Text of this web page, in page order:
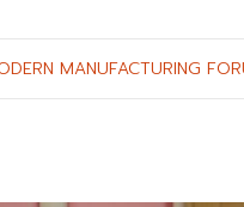
MANUFACTURING